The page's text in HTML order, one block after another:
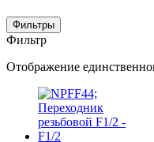
Фильтры
Фильтр
Отображение